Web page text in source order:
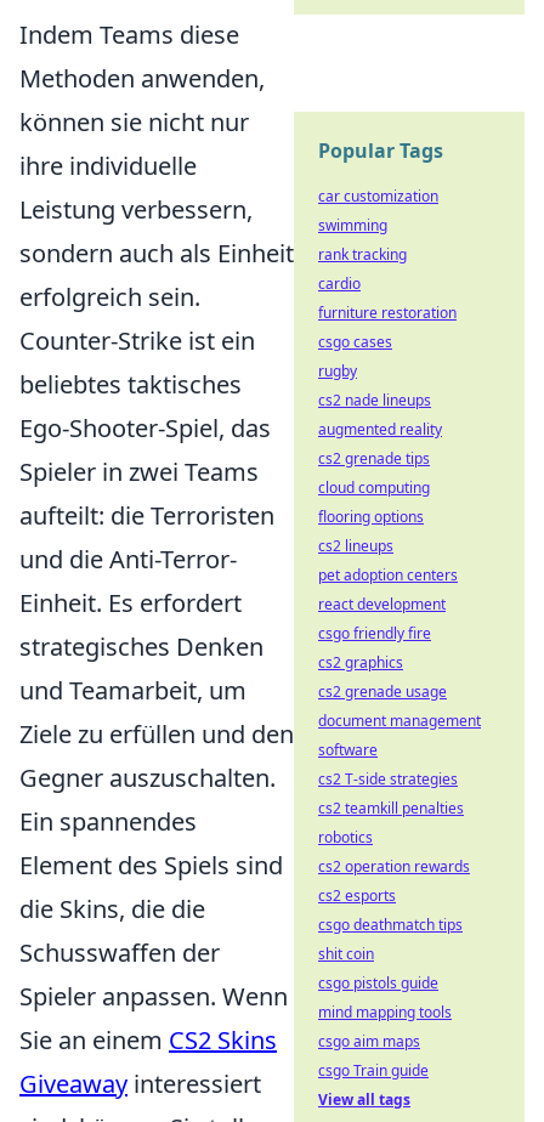
Indem Teams diese
Methoden anwenden,
können sie nicht nur
ihre individuelle
Leistung verbessern,
sondern auch als Einheit
erfolgreich sein.
Counter-Strike ist ein
beliebtes taktisches
Ego-Shooter-Spiel, das
Spieler in zwei Teams
aufteilt: die Terroristen
und die Anti-Terror-
Einheit. Es erfordert
strategisches Denken
und Teamarbeit, um
Ziele zu erfüllen und den
Gegner auszuschalten.
Ein spannendes
Element des Spiels sind
die Skins, die die
Schusswaffen der
Spieler anpassen. Wenn
Sie an einem CS2 Skins
Giveaway interessiert
Popular Tags
car customization
swimming
rank tracking
cardio
furniture restoration
csgo cases
rugby
cs2 nade lineups
augmented reality
cs2 grenade tips
cloud computing
flooring options
cs2 lineups
pet adoption centers
react development
csgo friendly fire
cs2 graphics
cs2 grenade usage
document management
software
cs2 T-side strategies
cs2 teamkill penalties
robotics
cs2 operation rewards
cs2 esports
csgo deathmatch tips
shit coin
csgo pistols guide
mind mapping tools
csgo aim maps
csgo Train guide
View all tags